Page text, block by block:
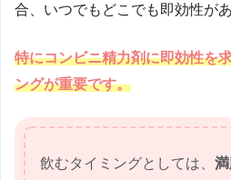
合、いつでもどこでも即効性が
特にコンビニ精力剤に即効性を
ングが重要です。
飲むタイミングとしては、